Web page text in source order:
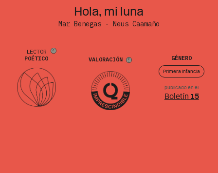
Hola, mi luna
Mar Benegas - Neus Caamaño
LECTOR
POÉTICO
VALORACIÓN GÉNERO
Primera infancia
publicado en el
Boletín 15